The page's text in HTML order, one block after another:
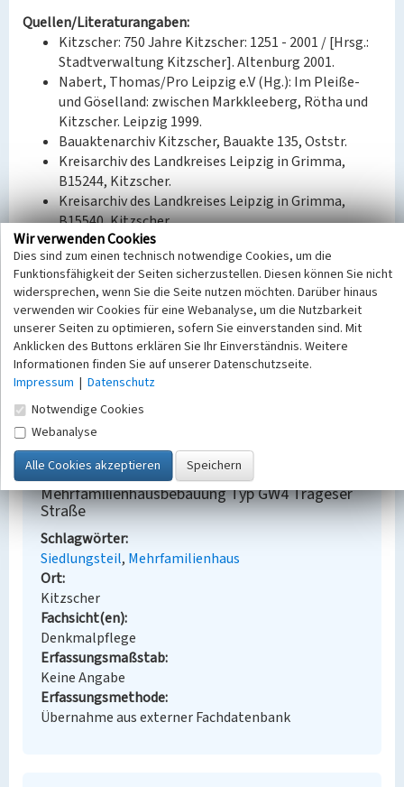
Quellen/Literaturangaben:
Kitzscher: 750 Jahre Kitzscher: 1251 - 2001 / [Hrsg.:
Stadtverwaltung Kitzscher]. Altenburg 2001.
Nabert, Thomas/Pro Leipzig e.V (Hg.): Im Pleiße-
und Göselland: zwischen Markkleeberg, Rötha und
Kitzscher. Leipzig 1999.
Bauaktenarchiv Kitzscher, Bauakte 135, Oststr.
Kreisarchiv des Landkreises Leipzig in Grimma,
B15244, Kitzscher.
Kreisarchiv des Landkreises Leipzig in Grimma,
B15540, Kitzscher.
Bauherr / Auftraggeber:
Bauherr: Gemeinnützige Bau- und
Grundstücksgesellschaft mbH Dresden
Entwurf: Muesmann, Adolf (Architekt, Prof.,
Dresden, GND: 129169374)
Ausführung: Landessiedlungsgesellschaft Sachsen
GmbH, Zweigstelle Leipzig
Entwurf: Entwurfsbüro für Hochbau Leipzig
BKM-Nummer:
Mehrfamilienhausbebauung Typ GW4 Trageser
Straße
Schlagwörter
Siedlungsteil Mehrfamilienhaus
Ort
Kitzscher
Fachsicht(en)
Denkmalpflege
Erfassungsmaßstab
Keine Angabe
Erfassungsmethode
Übernahme aus externer Fachdatenbank
Wir verwenden Cookies
Dies sind zum einen technisch notwendige Cookies, um die
Funktionsfähigkeit der Seiten sicherzustellen. Diesen können Sie nicht
widersprechen, wenn Sie die Seite nutzen möchten. Darüber hinaus
verwenden wir Cookies für eine Webanalyse, um die Nutzbarkeit
unserer Seiten zu optimieren, sofern Sie einverstanden sind. Mit
Anklicken des Buttons erklären Sie Ihr Einverständnis. Weitere
Informationen finden Sie auf unserer Datenschutzseite.
Impressum | Datenschutz
Notwendige Cookies
Webanalyse